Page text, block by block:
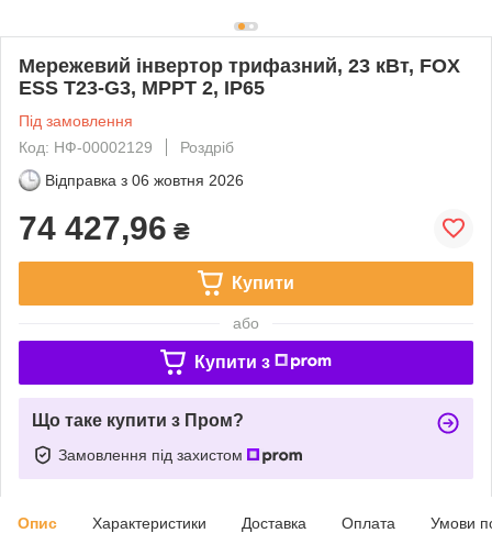
Мережевий інвертор трифазний, 23 кВт, FOX
ESS T23-G3, MPPT 2, IP65
Під замовлення
Код: НФ-00002129
Роздріб
Відправка з 06 жовтня 2026
74 427,96 ₴
Купити
або
Купити з
Що таке купити з Пром?
Замовлення під захистом
Опис Характеристики Доставка Оплата Умови